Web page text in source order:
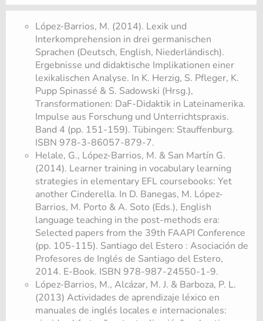
López-Barrios, M. (2014). Lexik und
Interkomprehension in drei germanischen
Sprachen (Deutsch, English, Niederländisch).
Ergebnisse und didaktische Implikationen einer
lexikalischen Analyse. In K. Herzig, S. Pfleger, K.
Pupp Spinassé & S. Sadowski (Hrsg.),
Transformationen: DaF-Didaktik in Lateinamerika.
Impulse aus Forschung und Unterrichtspraxis.
Band 4 (pp. 151-159). Tübingen: Stauffenburg.
ISBN 978-3-86057-879-7.
Helale, G., López-Barrios, M. & San Martín G.
(2014). Learner training in vocabulary learning
strategies in elementary EFL coursebooks: Yet
another Cinderella. In D. Banegas, M. López-
Barrios, M. Porto & A. Soto (Eds.), English
language teaching in the post-methods era:
Selected papers from the 39th FAAPI Conference
(pp. 105-115). Santiago del Estero : Asociación de
Profesores de Inglés de Santiago del Estero,
2014. E-Book. ISBN 978-987-24550-1-9.
López-Barrios, M., Alcázar, M. J. & Barboza, P. L.
(2013) Actividades de aprendizaje léxico en
manuales de inglés locales e internacionales: